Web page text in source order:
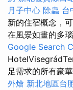
月子中心 除蟲 台
新的住宿概念，
在風景如畫的多
Google Search
足需求的所有豪
外燴 新北地區台